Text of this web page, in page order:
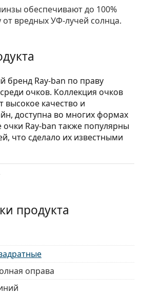
обеспечивают до 100%
от вредных УФ-лучей солнца.
бренд Ray-ban по праву
очков. Коллекция очков
высокое качество и
доступна во многих формах
очки Ray-ban также популярны
что сделало их известными
– очки унисекс.
идеально сочетается с
кожи и светло-каштановыми,
русыми волосами.
— идеальный выбор для
или треугольной
продукта
оправа